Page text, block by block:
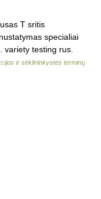
T sritis
specialiai
variety testing rus.
ir sėklininkystės terminų